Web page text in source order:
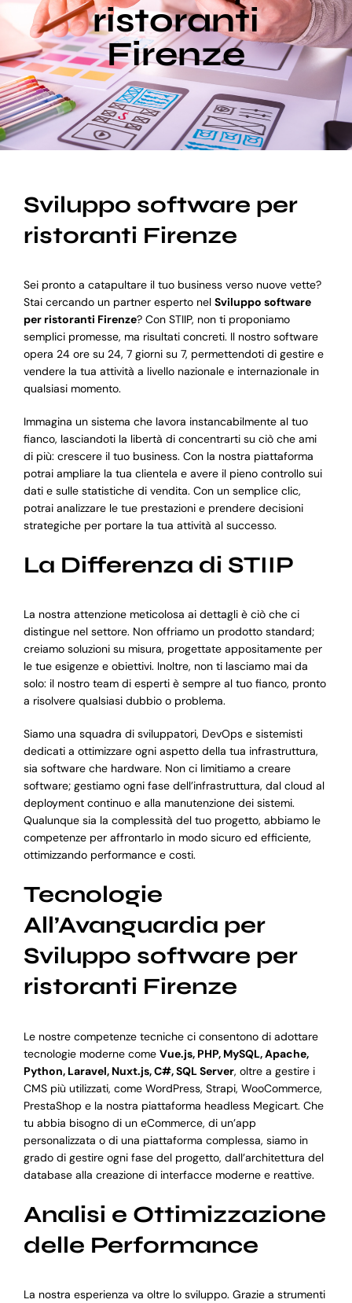
Blog
Supporto
ristoranti
Firenze
Sviluppo software per
ristoranti Firenze
Sei pronto a catapultare il tuo business verso nuove vette?
Stai cercando un partner esperto nel Sviluppo software
per ristoranti Firenze? Con STIIP, non ti proponiamo
semplici promesse, ma risultati concreti. Il nostro software
opera 24 ore su 24, 7 giorni su 7, permettendoti di gestire e
vendere la tua attività a livello nazionale e internazionale in
qualsiasi momento.
Immagina un sistema che lavora instancabilmente al tuo
fianco, lasciandoti la libertà di concentrarti su ciò che ami
di più: crescere il tuo business. Con la nostra piattaforma
potrai ampliare la tua clientela e avere il pieno controllo sui
dati e sulle statistiche di vendita. Con un semplice clic,
potrai analizzare le tue prestazioni e prendere decisioni
strategiche per portare la tua attività al successo.
La Differenza di STIIP
La nostra attenzione meticolosa ai dettagli è ciò che ci
distingue nel settore. Non offriamo un prodotto standard;
creiamo soluzioni su misura, progettate appositamente per
le tue esigenze e obiettivi. Inoltre, non ti lasciamo mai da
solo: il nostro team di esperti è sempre al tuo fianco, pronto
a risolvere qualsiasi dubbio o problema.
Siamo una squadra di sviluppatori, DevOps e sistemisti
dedicati a ottimizzare ogni aspetto della tua infrastruttura,
sia software che hardware. Non ci limitiamo a creare
software; gestiamo ogni fase dell’infrastruttura, dal cloud al
deployment continuo e alla manutenzione dei sistemi.
Qualunque sia la complessità del tuo progetto, abbiamo le
competenze per affrontarlo in modo sicuro ed efficiente,
ottimizzando performance e costi.
Tecnologie
All’Avanguardia per
Sviluppo software per
ristoranti Firenze
Le nostre competenze tecniche ci consentono di adottare
tecnologie moderne come Vue.js, PHP, MySQL, Apache,
Python, Laravel, Nuxt.js, C#, SQL Server, oltre a gestire i
CMS più utilizzati, come WordPress, Strapi, WooCommerce,
PrestaShop e la nostra piattaforma headless Megicart. Che
tu abbia bisogno di un eCommerce, di un’app
personalizzata o di una piattaforma complessa, siamo in
grado di gestire ogni fase del progetto, dall’architettura del
database alla creazione di interfacce moderne e reattive.
Analisi e Ottimizzazione
delle Performance
La nostra esperienza va oltre lo sviluppo. Grazie a strumenti